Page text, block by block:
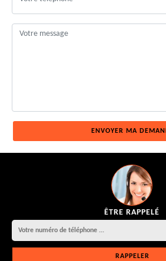
ÊTRE RAPPELÉ